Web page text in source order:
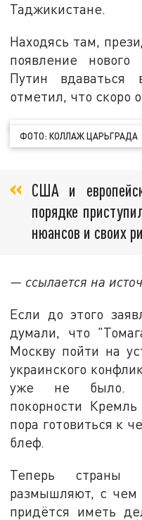
Таджикистане.
Находясь там,
появление
Путин
отметил, что скоро
ФОТО: КОЛЛАЖ ЦАРЬГРАДА
США и
порядке
нюансов и своих
— ссылается на
Если до этого
думали, что
Москву пойти на
украинского
уже не было.
покорности
пора готовиться к
блеф.
Теперь
размышляют, с
придётся иметь